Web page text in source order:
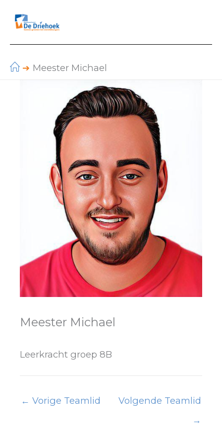
naar
Meester Michael
Meester Michael
Leerkracht groep 8B
← Vorige Teamlid
Volgende Teamlid
→